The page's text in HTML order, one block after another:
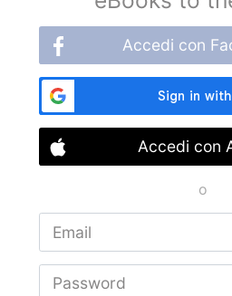
Accedi con
Accedi con
o